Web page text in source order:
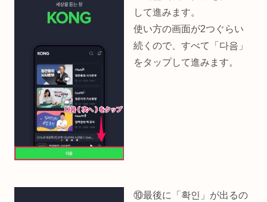
して進みます。
使い方の画面が2つぐらい
続くので、すべて「다음」
をタップして進みます。
⑩最後に「확인」が出るの